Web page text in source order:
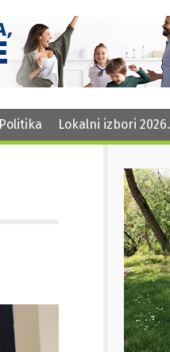
Politika Lokalni izbori 2026.